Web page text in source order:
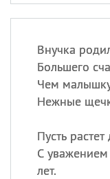
Внучка
Большего
Чем
Нежные
Пусть
С
лет.